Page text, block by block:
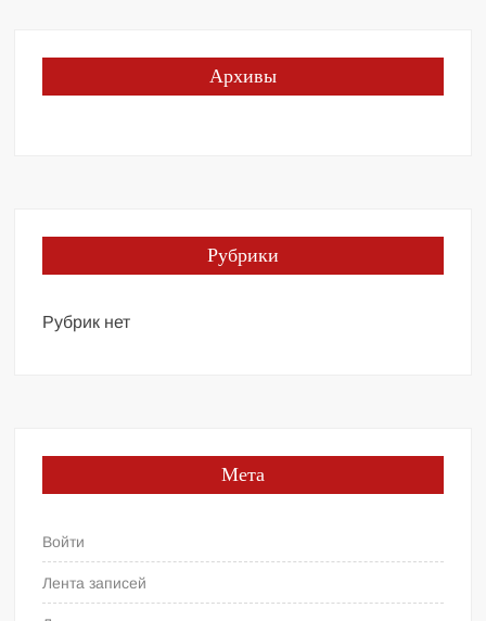
Архивы
Рубрики
Рубрик нет
Мета
Войти
Лента записей